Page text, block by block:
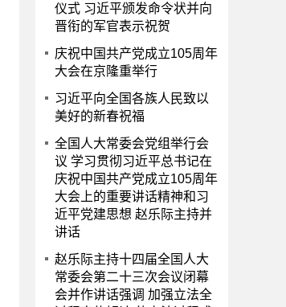
仪式 习近平颁发命令状并向
晋衔的军官表示祝贺
庆祝中国共产党成立105周年
大会在京隆重举行
习近平向全国各族人民致以
美好的新春祝福
全国人大常委会党组举行会
议 学习贯彻习近平总书记在
庆祝中国共产党成立105周年
大会上的重要讲话精神和习
近平党建思想 赵乐际主持并
讲话
赵乐际主持十四届全国人大
常委会第二十三次会议闭幕
会并作讲话强调 加强立法全